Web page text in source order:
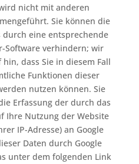
nicht mit anderen
Sie können die
durch eine entsprechende
Software verhindern; wir
dass Sie in diesem Fall
Funktionen dieser
nutzen können. Sie
Erfassung der durch das
Ihre Nutzung der Website
IP-Adresse) an Google
Daten durch Google
unter dem folgenden Link